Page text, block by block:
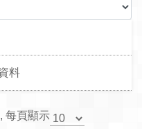
料
每頁顯示